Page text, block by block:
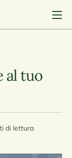
al tuo
di lettura